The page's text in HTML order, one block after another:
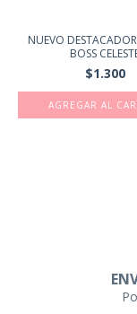
NUEVO
BOSS
$1.300